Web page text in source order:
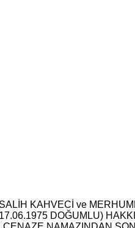
KAHVECİ ve
DOĞUMLU)